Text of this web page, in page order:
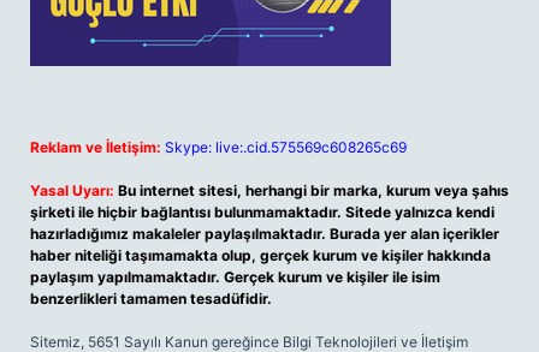
Reklam ve İletişim: Skype: live:.cid.575569c608265c69
Yasal Uyarı: Bu internet sitesi, herhangi bir marka, kurum veya şahıs
şirketi ile hiçbir bağlantısı bulunmamaktadır. Sitede yalnızca kendi
hazırladığımız makaleler paylaşılmaktadır. Burada yer alan içerikler
haber niteliği taşımamakta olup, gerçek kurum ve kişiler hakkında
paylaşım yapılmamaktadır. Gerçek kurum ve kişiler ile isim
benzerlikleri tamamen tesadüfidir.
Sitemiz, 5651 Sayılı Kanun gereğince Bilgi Teknolojileri ve İletişim